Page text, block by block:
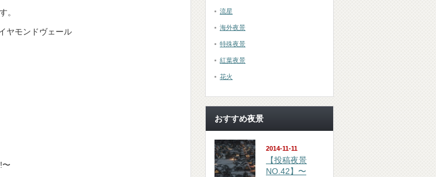
。
ヤモンドヴェール
〜
流星
海外夜景
特殊夜景
紅葉夜景
花火
おすすめ夜景
2014-11-11
【投稿夜景
NO.42】〜